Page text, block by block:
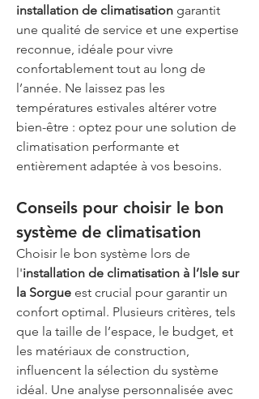
installation de climatisation garantit
une qualité de service et une expertise
reconnue, idéale pour vivre
confortablement tout au long de
l’année. Ne laissez pas les
températures estivales altérer votre
bien-être : optez pour une solution de
climatisation performante et
entièrement adaptée à vos besoins.
Conseils pour choisir le bon
système de climatisation
Choisir le bon système lors de
l'installation de climatisation à l’Isle sur
la Sorgue est crucial pour garantir un
confort optimal. Plusieurs critères, tels
que la taille de l’espace, le budget, et
les matériaux de construction,
influencent la sélection du système
idéal. Une analyse personnalisée avec